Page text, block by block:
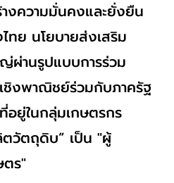
งความมั่นคงและยั่งยืน
ทย นโยบายส่งเสริม
ผ่านรูปแบบการร่วม
ชิงพาณิชย์ร่วมกับภาครัฐ
อยู่ในกลุ่มเกษตรกร
วัตถุดิบ” เป็น "ผู้
ตร"